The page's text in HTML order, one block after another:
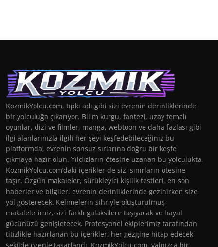
KozmikYolcu.com, tıpkı adı gibi sizi evrenin derinliklerinde
bir yolculuğa çıkarıyor. Bilim kurgu, fantezi, uzay temalı
oyunlar, dizi ve filmler, manga, webtoon ve daha fazlası gibi
ilgi alanlarınızla ilgili her şeyi keşfedebileceğiniz bu
platformda, evrenin sonsuz sırlarına doğru bir keşfe
çıkmaya hazır olun. Yıldızların ötesine uzanan bu yolculukta,
KozmikYolcu.com’daki içerikler de sizi sınırların ötesine
taşır. Özgün makaleler, sürükleyici kişilik testleri, en son
haberler ve bilgiler, evrenin derinliklerinde gezinirken size
yol gösterecek. Kelimelerin sihriyle oluşturulmuş
makalelerimiz, sizi farklı galaksilere taşıyacak ve hayal
gücünüzü genişletecek. Profesyonel ekiplerimiz tarafından
titizlikle hazırlanan bu içerikler, her gezgine hitap edecek
şekilde özenle tasarlandı. KozmikYolcu.com, yalnızca bir